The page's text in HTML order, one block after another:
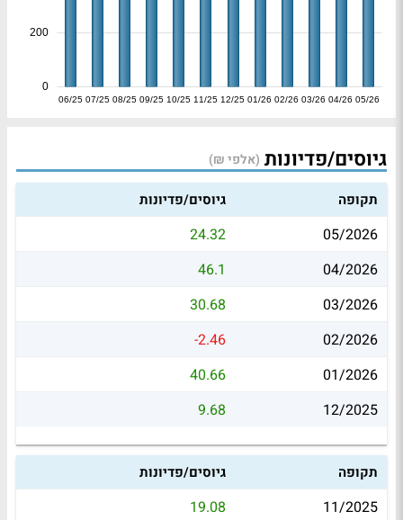
06/25 07/25 08/25 09/25 10/25 11/25 12/25 01/26 02/26 03/26 04/26 05/26
0
200
גיוסים/פדיונות (אלפי ₪)
תקופה גיוסים/פדיונות
05/2026
24.32
04/2026
46.1
03/2026
30.68
02/2026
-2.46
01/2026
40.66
12/2025
9.68
תקופה גיוסים/פדיונות
11/2025
19.08